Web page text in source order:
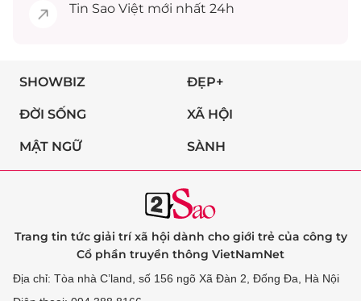
Tin Sao Việt mới nhất 24h
SHOWBIZ ĐẸP+
ĐỜI SỐNG XÃ HỘI
MẬT NGỮ SÀNH
Trang tin tức giải trí xã hội dành cho giới trẻ của công ty
Cổ phần truyền thông VietNamNet
Địa chỉ: Tòa nhà C’land, số 156 ngõ Xã Đàn 2, Đống Đa, Hà Nội